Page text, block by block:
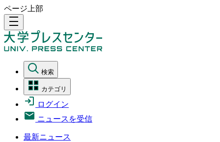
ページ上部
density_medium
検索
カテゴリ
ログイン
ニュースを受信
最新ニュース